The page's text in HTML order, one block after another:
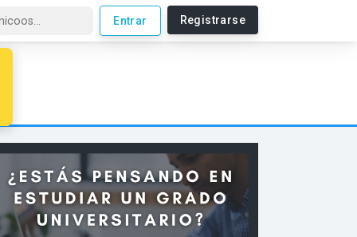
Entrar Registrarse